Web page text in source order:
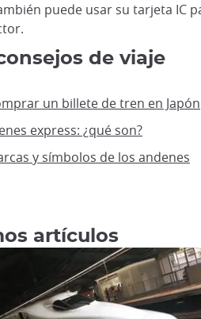
puede usar su tarjeta IC
de viaje
un billete de tren en Japón
express: ¿qué son?
y símbolos de los andenes
artículos